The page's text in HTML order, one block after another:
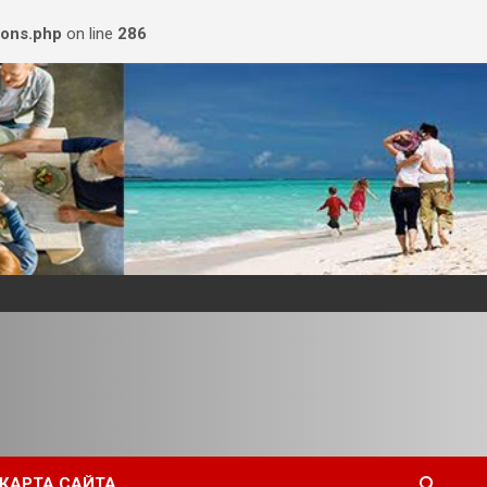
on line 286